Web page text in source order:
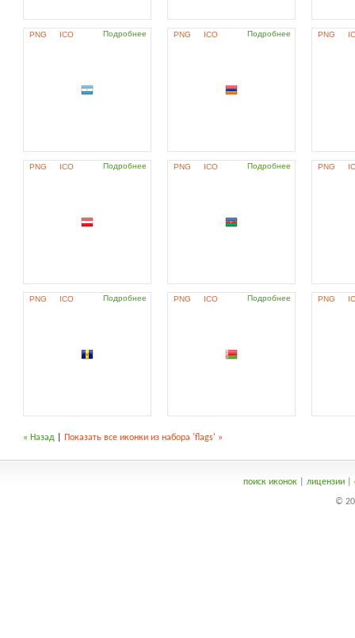
PNG ICO Подробнее PNG ICO Подробнее PNG
PNG ICO Подробнее PNG ICO Подробнее PNG
PNG ICO Подробнее PNG ICO Подробнее PNG
« Назад Показать все иконки из набора 'flags' »
поиск иконок| лицензии|
©